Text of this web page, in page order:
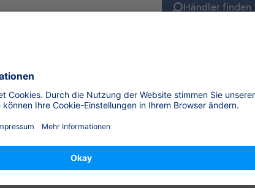
Händler finden
Größe 9"
, Klebstoff- und Pflanzenschutz-